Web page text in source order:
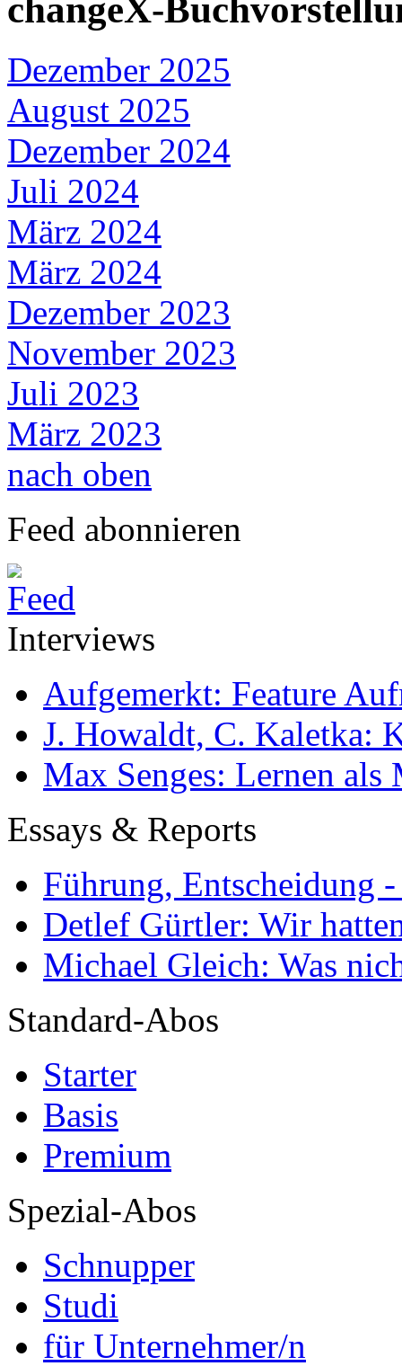
changeX-
Dezember 2025
August 2025
Dezember 2024
Juli 2024
März 2024
März 2024
Dezember 2023
November 2023
Juli 2023
März 2023
nach oben
Feed abonnieren
Interviews
Aufgemerkt: Feature
J. Howaldt, C. Kaletka:
Max Senges: Lernen als
Essays & Reports
Führung, Entscheidung
Detlef Gürtler: Wir
Michael Gleich: Was
Standard-Abos
Starter
Basis
Premium
Spezial-Abos
Schnupper
Studi
für Unternehmer/n